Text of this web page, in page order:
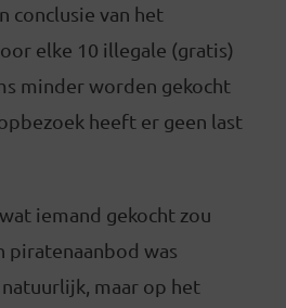
conclusie van het
elke 10 illegale (gratis)
minder worden gekocht
heeft er geen last
iemand gekocht zou
piratenaanbod was
maar op het